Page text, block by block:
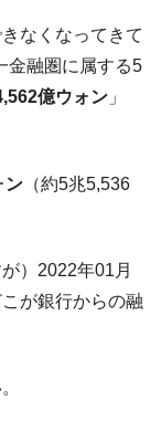
！ 日米の協調
金を全廃 ⇒ 実
対前年同期比
着韓！⇒ さっそ
」のプラカー
規模のAIデ
。
ETFの清算は
落で200兆蒸
なくなってきて
金融圏に属する5
億ウォン 」
ン （約5兆5,536
）2022年01月
が銀行からの融